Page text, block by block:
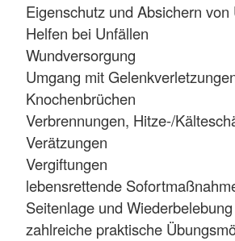
Eigenschutz und Absichern von
Helfen bei Unfällen
Wundversorgung
Umgang mit
Knochenbrüchen
Verbrennungen, Hitze-/
Verätzungen
Vergiftungen
lebensrettende
Seitenlage und Wiederbelebung
zahlreiche praktische